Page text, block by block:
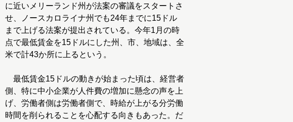
に近いメリーランド州が法案の審議をスタートさ
せ、ノースカロライナ州でも24年までに15ドル
まで上げる法案が提出されている。今年1月の時
点で最低賃金を15ドルにした州、市、地域は、全
米で計43か所に上るという。
最低賃金15ドルの動きが始まった頃は、経営者
側、特に中小企業が人件費の増加に懸念の声を上
げ、労働者側は労働者側で、時給が上がる分労働
時間を削られることを心配する向きもあった。だ